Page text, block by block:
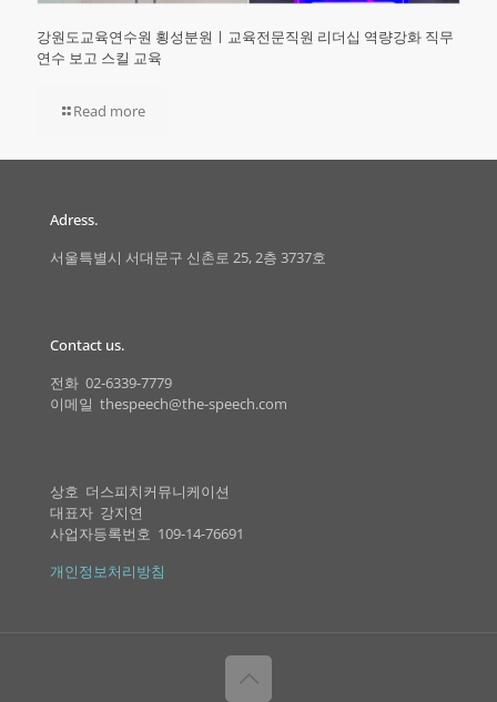
강원도교육연수원 횡성분원ㅣ교육전문직원 리더십 역량강화 직무
연수 보고 스킬 교육
Read more
Adress.
서울특별시 서대문구 신촌로 25, 2층 3737호
Contact us.
전화 02-6339-7779
이메일 thespeech@the-speech.com
상호 더스피치커뮤니케이션
대표자 강지연
사업자등록번호 109-14-76691
개인정보처리방침